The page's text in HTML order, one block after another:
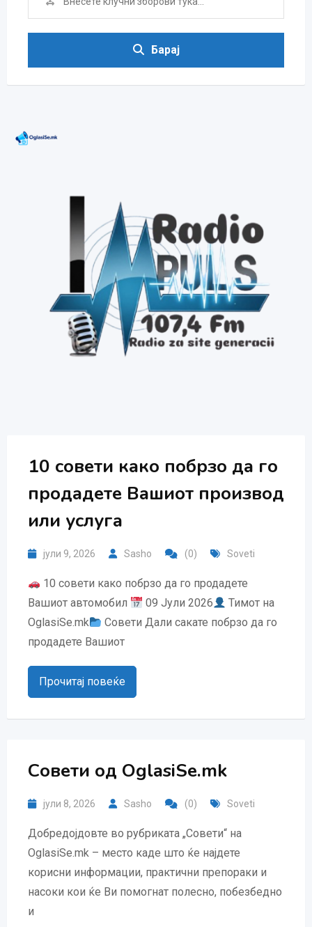
Барај
10 совети како побрзо да го
продадете Вашиот производ
или услуга
јули 9, 2026 Sasho (0) Soveti
10 совети како побрзо да го продадете
Вашиот автомобил
09 Јули 2026
Тимот на
OglasiSe.mk
Совети Дали сакате побрзо да го
продадете Вашиот
Прочитај повеќе
Совети од OglasiSe.mk
јули 8, 2026 Sasho (0) Soveti
Добредојдовте во рубриката „Совети“ на
OglasiSe.mk – место каде што ќе најдете
корисни информации, практични препораки и
насоки кои ќе Ви помогнат полесно, побезбедно
и